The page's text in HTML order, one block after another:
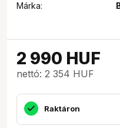
Márka:
2 990 HUF
nettó: 2 354 HUF
Raktáron